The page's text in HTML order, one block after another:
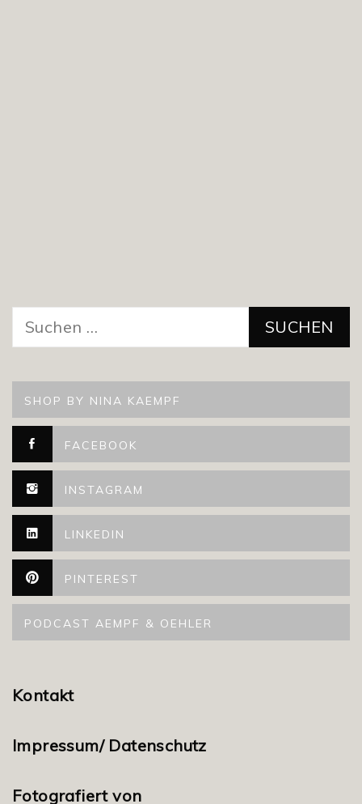
nach:
SHOP BY NINA KAEMPF
FACEBOOK
INSTAGRAM
LINKEDIN
PINTEREST
PODCAST AEMPF & OEHLER
Kontakt
Impressum/ Datenschutz
Fotografiert von